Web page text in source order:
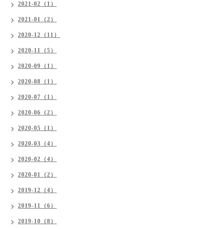
2021-02（1）
2021-01（2）
2020-12（11）
2020-11（5）
2020-09（1）
2020-08（1）
2020-07（1）
2020-06（2）
2020-05（1）
2020-03（4）
2020-02（4）
2020-01（2）
2019-12（4）
2019-11（6）
2019-10（8）